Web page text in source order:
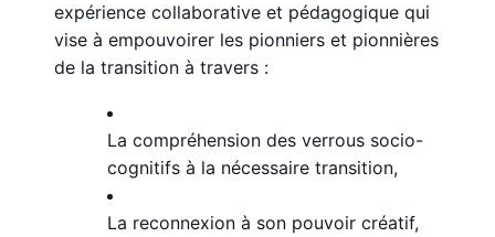
expérience collaborative et pédagogique qui
vise à empouvoirer les pionniers et pionnières
de la transition à travers :
La compréhension des verrous socio-
cognitifs à la nécessaire transition,
La reconnexion à son pouvoir créatif,